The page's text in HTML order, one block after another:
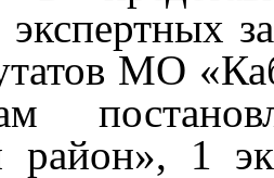
МО
район», 1